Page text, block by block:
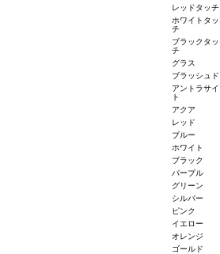
レッドタッチ
ホワイトタッ
チ
ブラックタッ
チ
グラス
ブラッシュド
アントラサイ
ト
アクア
レッド
ブルー
ホワイト
ブラック
パープル
グリーン
シルバー
ピンク
イエロー
オレンジ
ゴールド